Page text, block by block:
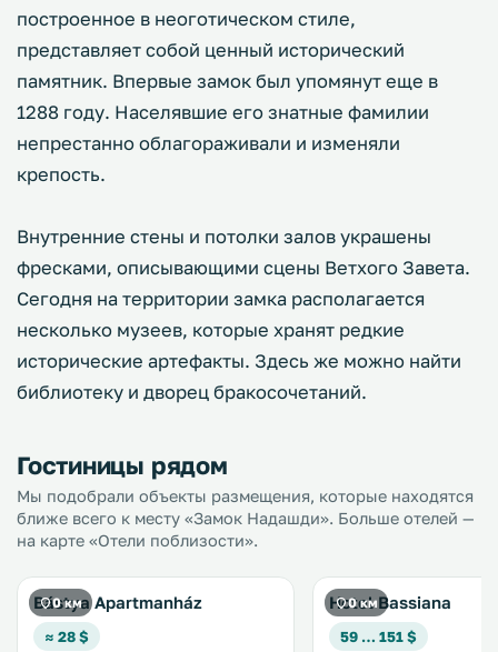
построенное в неоготическом стиле,
представляет собой ценный исторический
памятник. Впервые замок был упомянут еще в
1288 году. Населявшие его знатные фамилии
непрестанно облагораживали и изменяли
крепость.
Внутренние стены и потолки залов украшены
фресками, описывающими сцены Ветхого Завета.
Сегодня на территории замка располагается
несколько музеев, которые хранят редкие
исторические артефакты. Здесь же можно найти
библиотеку и дворец бракосочетаний.
Гостиницы рядом
Мы подобрали объекты размещения, которые находятся
ближе всего к месту «Замок Надашди». Больше отелей —
на карте «Отели поблизости».
0 км
Bástya Apartmanház
≈ 28 $
0 км
Hotel Bassiana
59 … 151 $